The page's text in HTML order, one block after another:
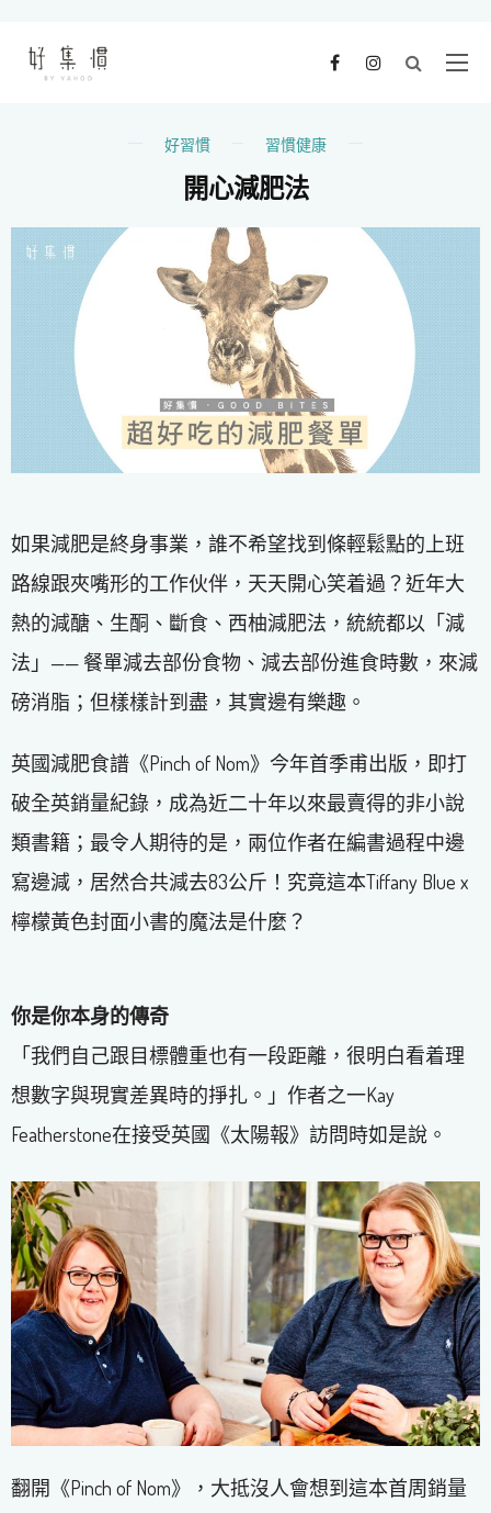
好習慣 習慣健康
開心減肥法
如果減肥是終身事業，誰不希望找到條輕鬆點的上班
路線跟夾嘴形的工作伙伴，天天開心笑着過？近年大
熱的減醣、生酮、斷食、西柚減肥法，統統都以「減
法」—— 餐單減去部份食物、減去部份進食時數，來減
磅消脂；但樣樣計到盡，其實邊有樂趣。
英國減肥食譜《Pinch of Nom》今年首季甫出版，即打
破全英銷量紀錄，成為近二十年以來最賣得的非小說
類書籍；最令人期待的是，兩位作者在編書過程中邊
寫邊減，居然合共減去83公斤！究竟這本Tiffany Blue x
檸檬黃色封面小書的魔法是什麼？
你是你本身的傳奇
「我們自己跟目標體重也有一段距離，很明白看着理
想數字與現實差異時的掙扎。」作者之一Kay
Featherstone在接受英國《太陽報》訪問時如是說。
翻開《Pinch of Nom》，大抵沒人會想到這本首周銷量